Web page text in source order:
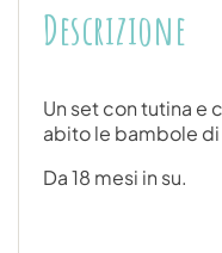
Descrizione
Un set con tutina e
abito le bambole
Da 18 mesi in su.